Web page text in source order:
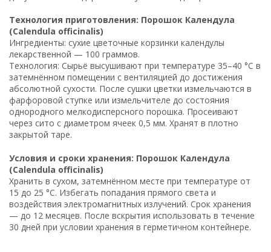
Технология приготовления: Порошок Календула
(Calendula officinalis)
Ингредиенты: сухие цветочные корзинки календулы
лекарственной — 100 граммов.
Технология: Сырьё высушивают при температуре 35–40 °C в
затемнённом помещении с вентиляцией до достижения
абсолютной сухости. После сушки цветки измельчаются в
фарфоровой ступке или измельчителе до состояния
однородного мелкодисперсного порошка. Просеивают
через сито с диаметром ячеек 0,5 мм. Хранят в плотно
закрытой таре.
Условия и сроки хранения: Порошок Календула
(Calendula officinalis)
Хранить в сухом, затемнённом месте при температуре от
15 до 25 °C. Избегать попадания прямого света и
воздействия электромагнитных излучений. Срок хранения
— до 12 месяцев. После вскрытия использовать в течение
30 дней при условии хранения в герметичном контейнере.